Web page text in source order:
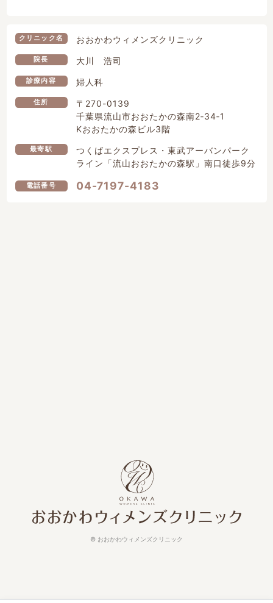
クリニック名 おおかわウィメンズクリニック
院長 大川 浩司
診療内容 婦人科
住所
〒270-0139
千葉県流山市おおたかの森南2‐34‐1
Kおおたかの森ビル3階
最寄駅
つくばエクスプレス・東武アーバンパーク
ライン 「流山おおたかの森駅」南口徒歩9分
電話番号 04-7197-4183
© おおかわウィメンズクリニック